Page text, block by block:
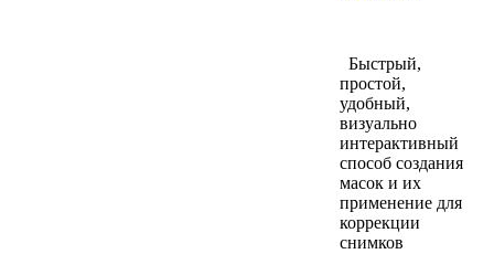
Быстрый,
простой,
удобный,
визуально
интерактивный
способ создания
масок и их
применение для
коррекции
снимков